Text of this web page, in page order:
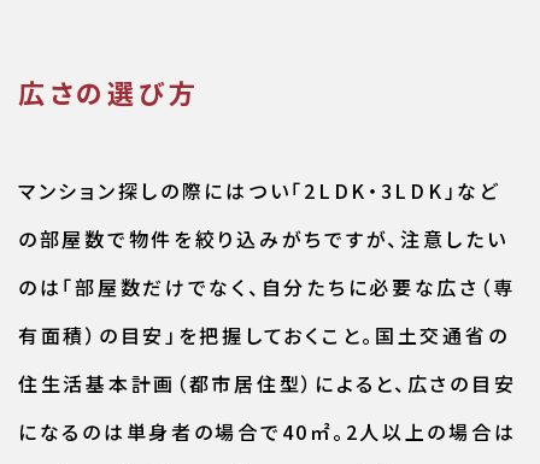
広さの選び方
マンション探しの際にはつい「2LDK・3LDK」など
の部屋数で物件を絞り込みがちですが、注意したい
のは「部屋数だけでなく、自分たちに必要な広さ（専
有面積）の目安」を把握しておくこと。国土交通省の
住生活基本計画（都市居住型）によると、広さの目安
になるのは単身者の場合で40㎡。2人以上の場合は